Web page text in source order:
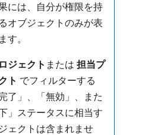
には、自分が権限を持
オブジェクトのみが表
す。
ジェクト ​または​ 担当プ
ト ​でフィルターする
了」、「無効」、また
」ステータスに相当す
ェクトは含まれませ